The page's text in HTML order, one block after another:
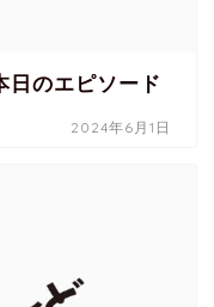
日のエピソード
2024年6月1日